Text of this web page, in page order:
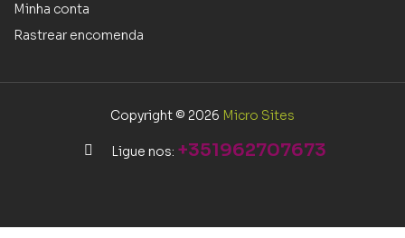
Minha conta
Rastrear encomenda
Copyright © 2026 Micro Sites
Ligue nos: +351962707673